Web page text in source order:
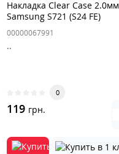
Накладка Clear Case 2.0мм
Samsung S721 (S24 FE)
Прозрачная
00000067991
..
0
119 грн.